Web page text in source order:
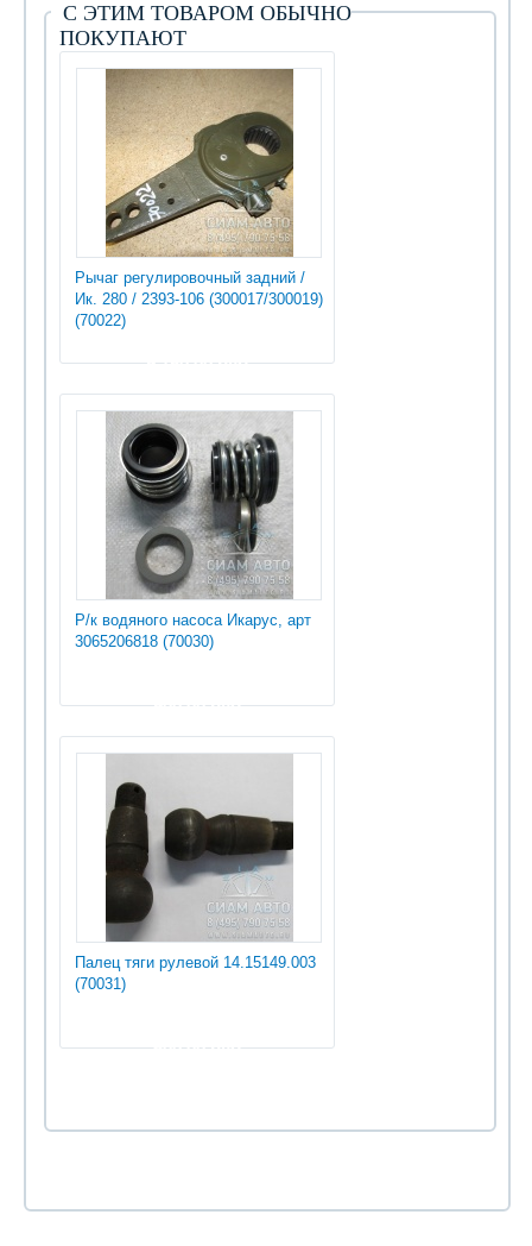
С ЭТИМ ТОВАРОМ ОБЫЧНО
ПОКУПАЮТ
Рычаг регулировочный задний /
Ик. 280 / 2393-106 (300017/300019)
(70022)
9 750.00 руб
Р/к водяного насоса Икарус, арт
3065206818 (70030)
900.00 руб
Палец тяги рулевой 14.15149.003
(70031)
600.00 руб